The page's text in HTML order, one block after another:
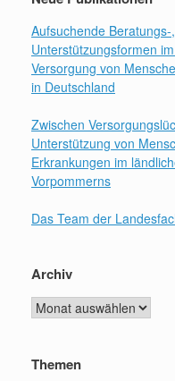
Aufsuchende
Unterstützungsformen
Versorgung von
in Deutschland
Zwischen
Unterstützung von
Erkrankungen im
Vorpommerns
Das Team der
Archiv
Archiv
Themen